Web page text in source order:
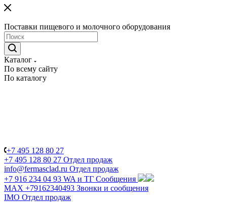
Поставки пищевого и молочного оборудования
Каталог
По всему сайту
По каталогу
+7 495 128 80 27
+7 495 128 80 27 Отдел продаж
info@fermasclad.ru Отдел продаж
+7 916 234 04 93 WA и ТГ Сообщения
MAX +79162340493 Звонки и сообщения
IMO Отдел продаж